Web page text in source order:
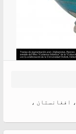
، افغانستان ،